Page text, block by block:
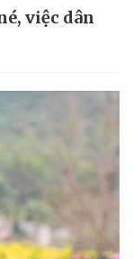
việc dân